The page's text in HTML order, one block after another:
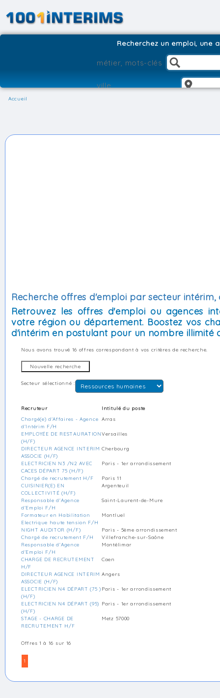
Recherchez un emploi, une
Accueil
Recherche offres d'emploi par secteur intérim,
Retrouvez les offres d'emploi ou agences
votre région ou département. Boostez vos
d'intérim en postulant pour un nombre illimité
Nous avons trouvé 16 offres correspondant à vos critères de recherche.
Secteur sélectionné :
Recruteur
Intitulé du poste
Chargé(e) d'Affaires - Agence
d'Intérim F/H
Arras
EMPLOYÉE DE RESTAURATION
(H/F)
Versailles
DIRECTEUR AGENCE INTERIM
ASSOCIE (H/F)
Cherbourg
ELECTRICIEN N3 /N2 AVEC
CACES DÉPART 75 (H/F)
Paris - 1er arrondissement
Chargé de recrutement H/F
Paris 11
CUISINIER(E) EN
COLLECTIVITÉ (H/F)
Argenteuil
Responsable d'Agence
d'Emploi F/H
Saint-Laurent-de-Mure
Formateur en Habilitation
Electrique haute tension F/H
Montluel
NIGHT AUDITOR (H/F)
Paris - 5ème arrondissement
Chargé de recrutement F/H
Villefranche-sur-Saône
Responsable d'Agence
d'Emploi F/H
Montélimar
CHARGE DE RECRUTEMENT
H/F
Caen
DIRECTEUR AGENCE INTERIM
ASSOCIE (H/F)
Angers
ELECTRICIEN N4 DÉPART (75 )
(H/F)
Paris - 1er arrondissement
ELECTRICIEN N4 DÉPART (95)
(H/F)
Paris - 1er arrondissement
STAGE - CHARGE DE
RECRUTEMENT H/F
Metz 57000
Offres 1 à 16 sur 16
1